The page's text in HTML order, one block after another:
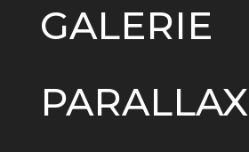
GALERIE
PARALLAX